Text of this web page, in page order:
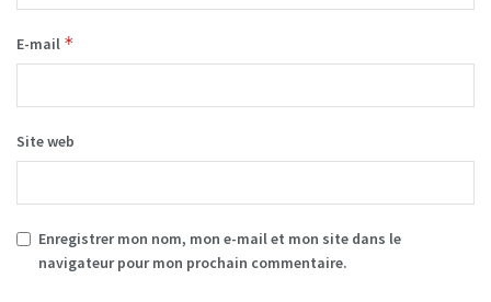
E-mail *
Site web
Enregistrer mon nom, mon e-mail et mon site dans le
navigateur pour mon prochain commentaire.